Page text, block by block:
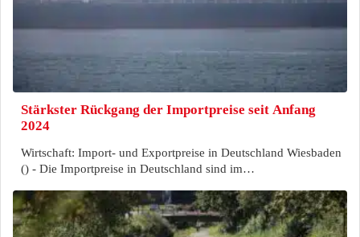
Stärkster Rückgang der Importpreise seit Anfang
2024
Wirtschaft: Import- und Exportpreise in Deutschland Wiesbaden
() - Die Importpreise in Deutschland sind im…